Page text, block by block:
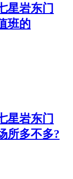
星岩东门
班的
星岩东门
所多不多?